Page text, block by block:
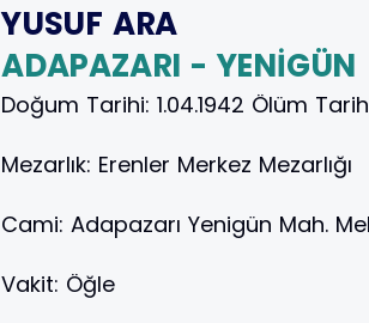
YUSUF ARA
ADAPAZARI - YENİGÜN
Doğum Tarihi: 1.04.1942 Ölüm
Mezarlık: Erenler Merkez Mezarlığı
Cami: Adapazarı Yenigün Mah.
Vakit: Öğle